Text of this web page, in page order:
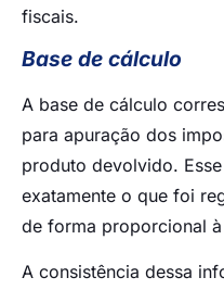
fiscais.
Base de cálculo
A base de cálculo
para apuração dos
produto devolvido.
exatamente o que foi
de forma proporcional
A consistência dessa